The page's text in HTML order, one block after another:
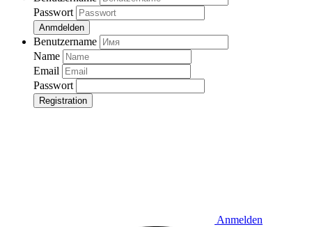
Passwort
Anmdelden
Benutzername
Name
Email
Passwort
Registration
Anmelden